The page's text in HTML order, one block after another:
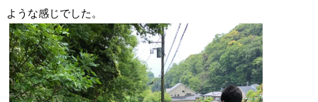
ような感じでした。